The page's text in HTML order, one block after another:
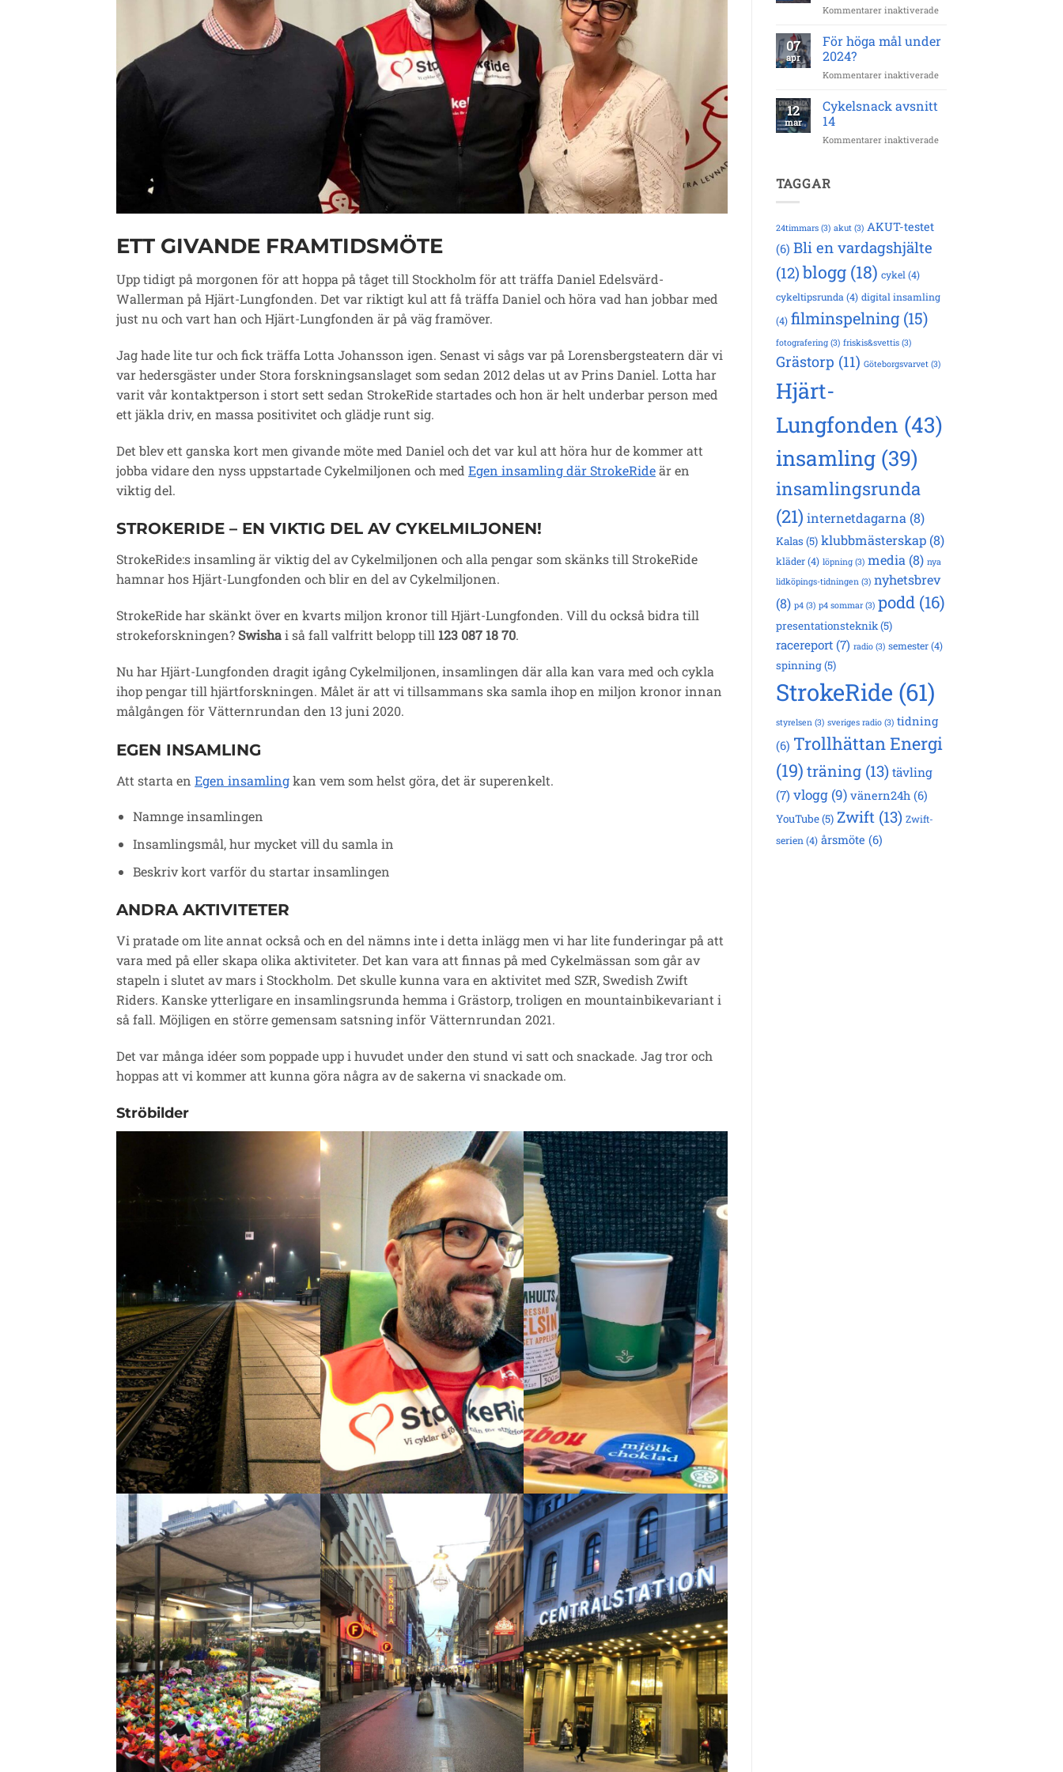
ETT GIVANDE FRAMTIDSMÖTE
Upp tidigt på morgonen för att hoppa på tåget till Stockholm för att träffa Daniel Edelsvärd-
Wallerman på Hjärt-Lungfonden. Det var riktigt kul att få träffa Daniel och höra vad han jobbar med
just nu och vart han och Hjärt-Lungfonden är på väg framöver.
Jag hade lite tur och fick träffa Lotta Johansson igen. Senast vi sågs var på Lorensbergsteatern där vi
var hedersgäster under Stora forskningsanslaget som sedan 2012 delas ut av Prins Daniel. Lotta har
varit vår kontaktperson i stort sett sedan StrokeRide startades och hon är helt underbar person med
ett jäkla driv, en massa positivitet och glädje runt sig.
Det blev ett ganska kort men givande möte med Daniel och det var kul att höra hur de kommer att
jobba vidare den nyss uppstartade Cykelmiljonen och med Egen insamling där StrokeRideär en
viktig del.
STROKERIDE – EN VIKTIG DEL AV CYKELMILJONEN!
StrokeRide:s insamling är viktig del av Cykelmiljonen och alla pengar som skänks till StrokeRide
hamnar hos Hjärt-Lungfonden och blir en del av Cykelmiljonen.
StrokeRide har skänkt över en kvarts miljon kronor till Hjärt-Lungfonden. Vill du också bidra till
strokeforskningen? Swishai så fall valfritt belopp till 123 087 18 70.
Nu har Hjärt-Lungfonden dragit igång Cykelmiljonen, insamlingen där alla kan vara med och cykla
ihop pengar till hjärtforskningen. Målet är att vi tillsammans ska samla ihop en miljon kronor innan
målgången för Vätternrundan den 13 juni 2020.
EGEN INSAMLING
Att starta en Egen insamlingkan vem som helst göra, det är superenkelt.
Namnge insamlingen
Insamlingsmål, hur mycket vill du samla in
Beskriv kort varför du startar insamlingen
ANDRA AKTIVITETER
Vi pratade om lite annat också och en del nämns inte i detta inlägg men vi har lite funderingar på att
vara med på eller skapa olika aktiviteter. Det kan vara att finnas på med Cykelmässan som går av
stapeln i slutet av mars i Stockholm. Det skulle kunna vara en aktivitet med SZR, Swedish Zwift
Riders. Kanske ytterligare en insamlingsrunda hemma i Grästorp, troligen en mountainbikevariant i
så fall. Möjligen en större gemensam satsning inför Vätternrundan 2021.
Det var många idéer som poppade upp i huvudet under den stund vi satt och snackade. Jag tror och
hoppas att vi kommer att kunna göra några av de sakerna vi snackade om.
Ströbilder
–
km
Kommentarer inaktiveradeför
15
07
apr
För höga mål under
2024?
Kommentarer inaktiveradeför
mål
2024?
12
mar
Cykelsnack avsnitt
14
Kommentarer inaktiveradeför
TAGGAR
24timmars(3) akut(3) AKUT-testet
(6) Bli en vardagshjälte
(12)blogg(18) cykel (4)
cykeltipsrunda (4) digital insamling
(4) filminspelning(15)
fotografering(3) friskis&svettis(3)
Grästorp (11) Göteborgsvarvet(3)
Hjärt-
Lungfonden (43)
insamling(39)
insamlingsrunda
(21) internetdagarna (8)
Kalas (5) klubbmästerskap(8)
kläder(4) löpning(3) media (8) nya
lidköpings-tidningen(3) nyhetsbrev
(8) p4(3) p4 sommar(3) podd(16)
presentationsteknik(5)
racereport(7) radio(3) semester(4)
spinning(5)
StrokeRide (61)
styrelsen(3) sveriges radio(3) tidning
(6) Trollhättan Energi
(19) träning(13) tävling
(7) vlogg(9) vänern24h(6)
YouTube(5) Zwift(13) Zwift-
serien (4) årsmöte (6)